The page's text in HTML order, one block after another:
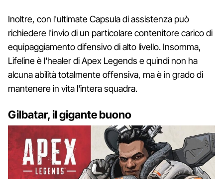
Inoltre, con l'ultimate Capsula di assistenza può
richiedere l'invio di un particolare contenitore carico di
equipaggiamento difensivo di alto livello. Insomma,
Lifeline è l'healer di Apex Legends e quindi non ha
alcuna abilità totalmente offensiva, ma è in grado di
mantenere in vita l'intera squadra.
Gilbatar, il gigante buono